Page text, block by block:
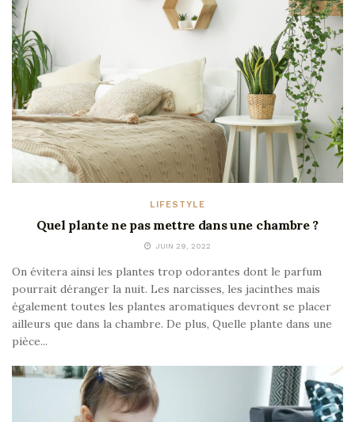
LIFESTYLE
Quel plante ne pas mettre dans une chambre ?
JUIN 29, 2022
On évitera ainsi les plantes trop odorantes dont le parfum
pourrait déranger la nuit. Les narcisses, les jacinthes mais
également toutes les plantes aromatiques devront se placer
ailleurs que dans la chambre. De plus, Quelle plante dans une
pièce...